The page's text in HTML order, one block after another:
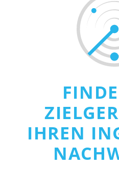
IHREN